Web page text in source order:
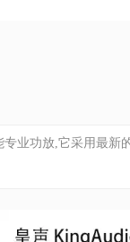
专业功放,它采用最